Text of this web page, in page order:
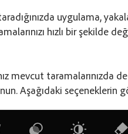
uygulama,
hızlı bir şekilde
mevcut taramalarınızda
Aşağıdaki seçeneklerin